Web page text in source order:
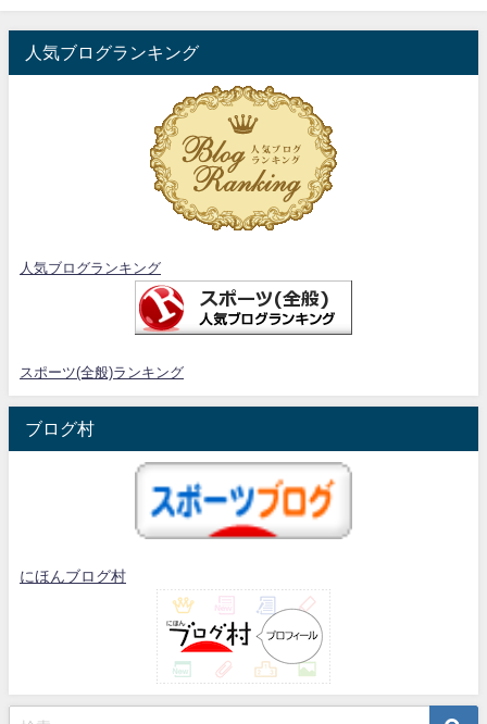
人気ブログランキング
人気ブログランキング
スポーツ(全般)ランキング
ブログ村
にほんブログ村